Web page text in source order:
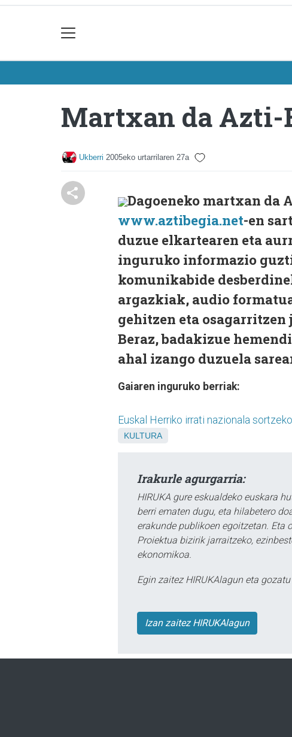
Martxan da Azti-
Ukberri 2005eko urtarrilaren 27a
Dagoeneko martxan da
www.aztibegia.net-en
duzue elkartearen eta
inguruko informazio
komunikabide
argazkiak, audio
gehitzen eta
Beraz, badakizue
ahal izango duzuela
Gaiaren inguruko berriak:
Euskal Herriko irrati nazionala
KULTURA
Irakurle agurgarria:
HIRUKA gure eskualdeko euskara
berri ematen dugu, eta hilabetero
erakunde publikoen egoitzetan. Eta
Proiektua bizirik jarraitzeko,
ekonomikoa.
Egin zaitez HIRUKAlagun eta
Izan zaitez HIRUKAlagun